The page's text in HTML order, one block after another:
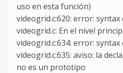
uso en esta función)
videogrid.c:620: error: syntax
videogrid.c: En el nivel
videogrid.c:634: error:
videogrid.c:635: aviso: la
no es un prototipo